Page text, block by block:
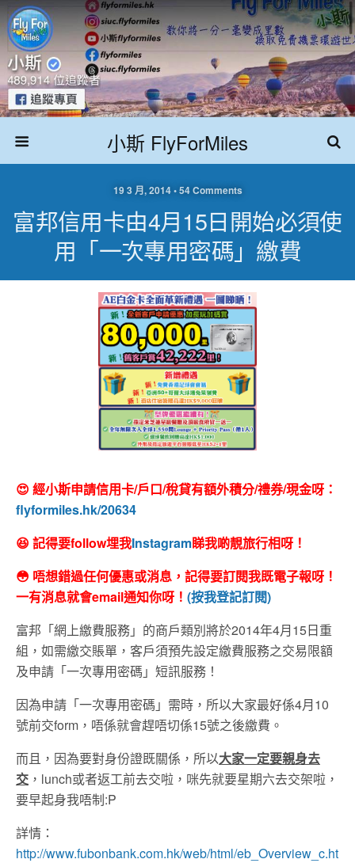
小斯 FlyForMiles
19 3 月, 2014 • 54 Comments
富邦信用卡由4月15日開始必須使
用「一次專用密碼」繳費
😍 經小斯申請信用卡/戶口/稅貸有額外積分/禮券/現金呀：
flyformiles.hk/20634
😆 記得要follow埋我Instagram睇我啲靚旅行相呀！
😳 唔想錯過任何優惠或消息，記得要訂閱我既電子報呀！
一有消息就會email通知你呀！ (按我登記訂閱)
富邦「網上繳費服務」的商戶類別將於2014年4月15日重
組，如需繳交賬單，客戶須預先設定繳費服務之交易限額
及申請「一次專用密碼」短訊服務！
因為申請「一次專用密碼」需時，所以大家最好係4月10
號前交form，唔係就會趕唔切係15號之後繳費。
而且，因為要對身份證既關係，所以大家一定要親身去
交 ，lunch或者返工前去交啦，咪先就要星期六去交架啦，
要早起身我唔制:P
詳情：
http://www.fubonbank.com.hk/web/html/eb_Overview_c.ht